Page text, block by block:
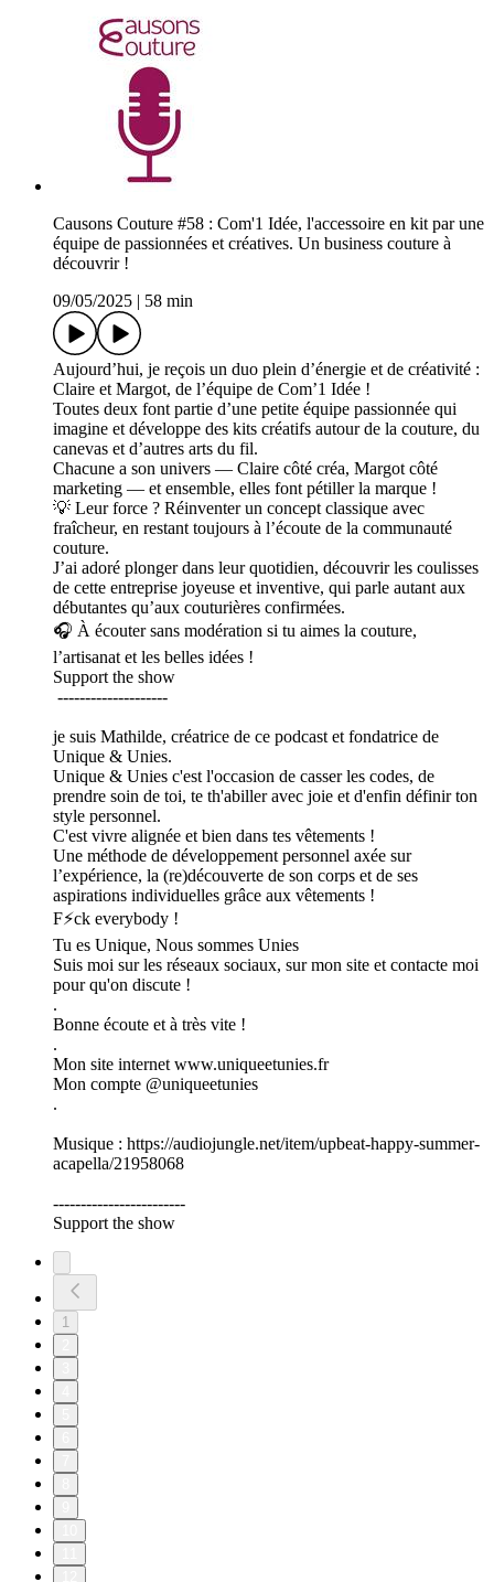
Causons Couture #58 : Com'1 Idée, l'accessoire en kit par une
équipe de passionnées et créatives. Un business couture à
découvrir !
09/05/2025
58 min
Aujourd’hui, je reçois un duo plein d’énergie et de créativité :
Claire et Margot, de l’équipe de Com’1 Idée !
Toutes deux font partie d’une petite équipe passionnée qui
imagine et développe des kits créatifs autour de la couture, du
canevas et d’autres arts du fil.
Chacune a son univers — Claire côté créa, Margot côté
marketing — et ensemble, elles font pétiller la marque !
💡 Leur force ? Réinventer un concept classique avec
fraîcheur, en restant toujours à l’écoute de la communauté
couture.
J’ai adoré plonger dans leur quotidien, découvrir les coulisses
de cette entreprise joyeuse et inventive, qui parle autant aux
débutantes qu’aux couturières confirmées.
🎧 À écouter sans modération si tu aimes la couture,
l’artisanat et les belles idées !
Support the show
--------------------
je suis Mathilde, créatrice de ce podcast et fondatrice de
Unique & Unies.
Unique & Unies c'est l'occasion de casser les codes, de
prendre soin de toi, te th'abiller avec joie et d'enfin définir ton
style personnel.
C'est vivre alignée et bien dans tes vêtements !
Une méthode de développement personnel axée sur
l’expérience, la (re)découverte de son corps et de ses
aspirations individuelles grâce aux vêtements !
F⚡ck everybody !
Tu es Unique, Nous sommes Unies
Suis moi sur les réseaux sociaux, sur mon site et contacte moi
pour qu'on discute !
.
Bonne écoute et à très vite !
.
Mon site internet www.uniqueetunies.fr
Mon compte @uniqueetunies
.
Musique : https://audiojungle.net/item/upbeat-happy-summer-
acapella/21958068
------------------------
Support the show
1